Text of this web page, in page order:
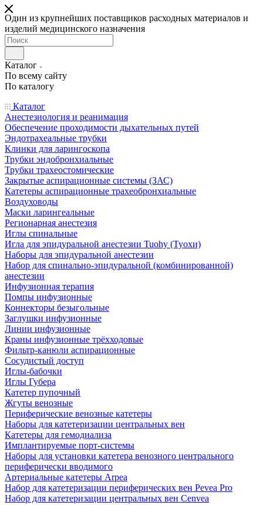
Один из крупнейших поставщиков расходных материалов и
изделий медицинского назначения
Каталог
По всему сайту
По каталогу
Каталог
Анестезиология и реанимация
Обеспечение проходимости дыхательных путей
Эндотрахеальные трубки
Клинки для ларингоскопа
Трубки эндобронхиальные
Трубки трахеостомические
Закрытые аспирационные системы (ЗАС)
Катетеры аспирационные трахеобронхиальные
Воздуховоды
Маски ларингеальные
Регионарная анестезия
Иглы спинальные
Игла для эпидуральной анестезии Tuohy (Туохи)
Наборы для эпидуральной анестезии
Набор для спинально-эпидуральной (комбинированной)
анестезии
Инфузионная терапия
Помпы инфузионные
Коннекторы безыгольные
Заглушки инфузионные
Линии инфузионные
Краны инфузионные трёхходовые
Фильтр-канюли аспирационные
Сосудистый доступ
Иглы-бабочки
Иглы Губера
Катетер пупочный
Жгуты венозные
Периферические венозные катетеры
Наборы для катетеризации центральных вен
Катетеры для гемодиализа
Имплантируемые порт‑системы
Наборы для установки катетера венозного центрального
периферически вводимого
Артериальные катетеры Arpea
Набор для катетеризации периферических вен Pevea Pro
Набор для катетеризации центральных вен Cenvea